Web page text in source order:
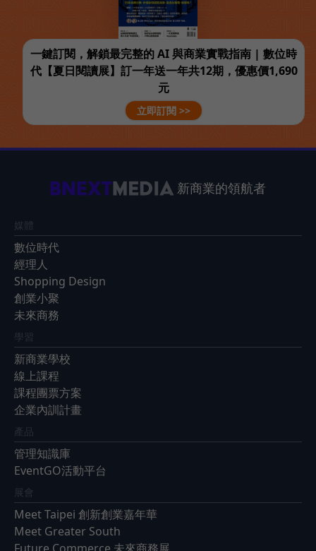
一鍵訂閱，解鎖最完整的 AI 與商業實戰指南 | 數位時
代【夏日閱讀展】訂一年送一年共12期，優惠價1,690
元
立即訂閱 >>
新商業的領航者
媒體
數位時代
經理人
Shopping Design
創業小聚
未來商務
學習
新商業學校
線上課程
課程團票方案
企業內訓計畫
產品
管理知識庫
EventGO活動平台
展會
Meet Taipei 創新創業嘉年華
Meet Greater South